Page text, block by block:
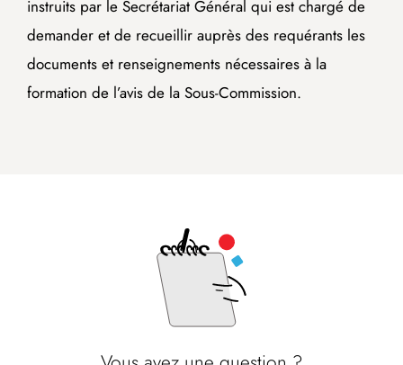
instruits par le Secrétariat Général qui est chargé de
demander et de recueillir auprès des requérants les
documents et renseignements nécessaires à la
formation de l’avis de la Sous-Commission.